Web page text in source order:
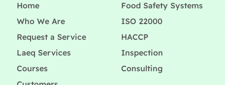
Home
Who We Are
Request a Service
Laeq Services
Courses
Food Safety Systems
ISO 22000
HACCP
Inspection
Consulting